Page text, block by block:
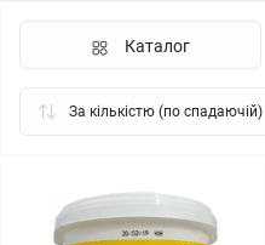
Каталог